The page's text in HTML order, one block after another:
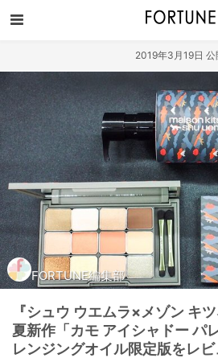
2019年3月19日 公
FORTUNE編集部
『シュウ ウエムラ×メゾン キ
夏新作「カモ アイシャドー パ
レンジングオイル限定版をレビ